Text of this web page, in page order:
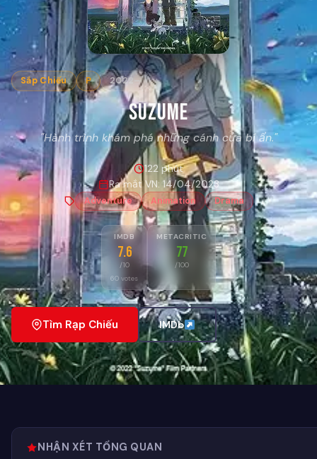
Sắp Chiếu P 2022–
Suzume
"Hành trình khám phá những cánh cửa bí ẩn."
122 phút
Ra mắt VN: 14/04/2023
Adventure Animation Drama
IMDB
7.6
/10
60 votes
METACRITIC
77
/100
Tìm Rạp Chiếu IMDb
NHẬN XÉT TỔNG QUAN